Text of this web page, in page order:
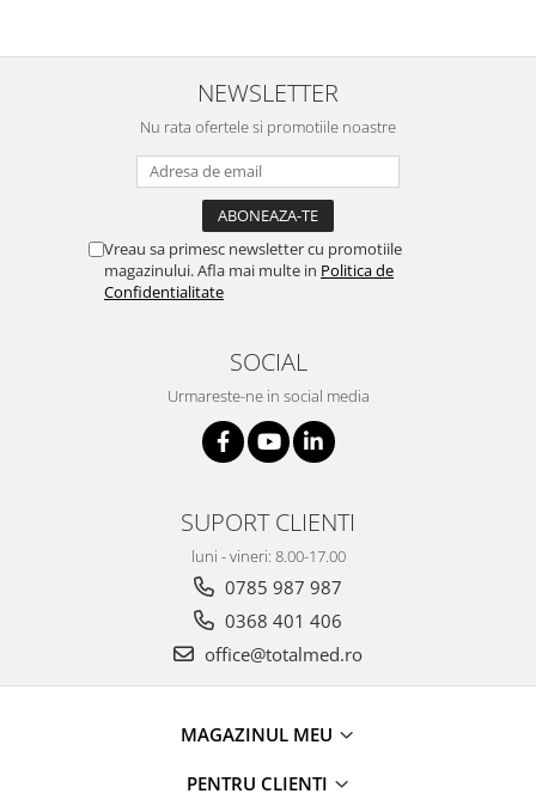
NEWSLETTER
Nu rata ofertele si promotiile noastre
Vreau sa primesc newsletter cu promotiile
magazinului. Afla mai multe in Politica de
Confidentialitate
SOCIAL
Urmareste-ne in social media
SUPORT CLIENTI
luni - vineri: 8.00-17.00
0785 987 987
0368 401 406
office@totalmed.ro
MAGAZINUL MEU
PENTRU CLIENTI